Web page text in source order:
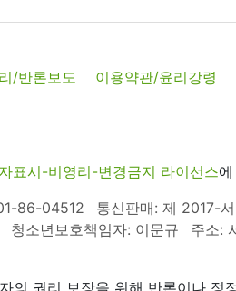
/반론보도 이용약관/윤리강령
표시-비영리-변경금지 라이선스
86-04512 통신판매: 제 2017-
청소년보호책임자: 이문규
주소:
의 권리 보장을 위해 반론이나